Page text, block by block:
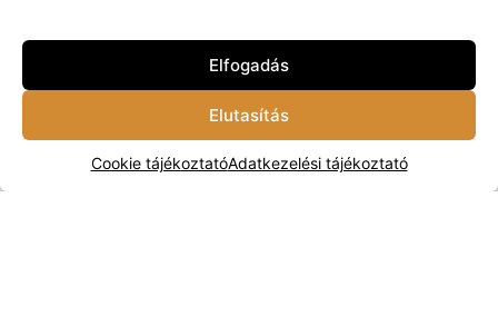
Elfogadás
Elutasítás
Cookie tájékoztatóAdatkezelési tájékoztató